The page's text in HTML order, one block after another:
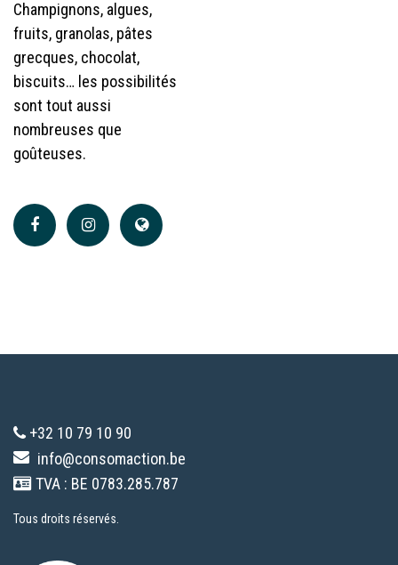
Champignons, algues,
fruits, granolas, pâtes
grecques, chocolat,
biscuits… les possibilités
sont tout aussi
nombreuses que
goûteuses.
+32 10 79 10 90
info@consomaction.be
TVA : BE 0783.285.787
Tous droits réservés.